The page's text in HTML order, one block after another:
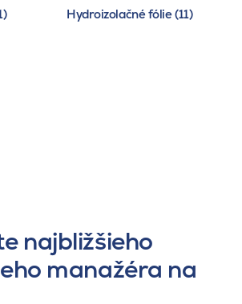
Hydroizolačné fólie (11)
najbližšieho
manažéra na